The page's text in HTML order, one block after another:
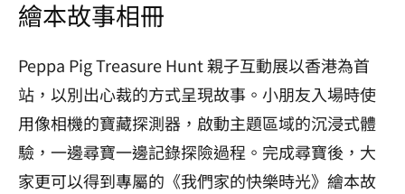
繪本故事相冊
Peppa Pig Treasure Hunt 親子互動展以香港為首
站，以別出心裁的方式呈現故事。小朋友入場時使
用像相機的寶藏探測器，啟動主題區域的沉浸式體
驗，一邊尋寶一邊記錄探險過程。完成尋寶後，大
家更可以得到專屬的《我們家的快樂時光》繪本故